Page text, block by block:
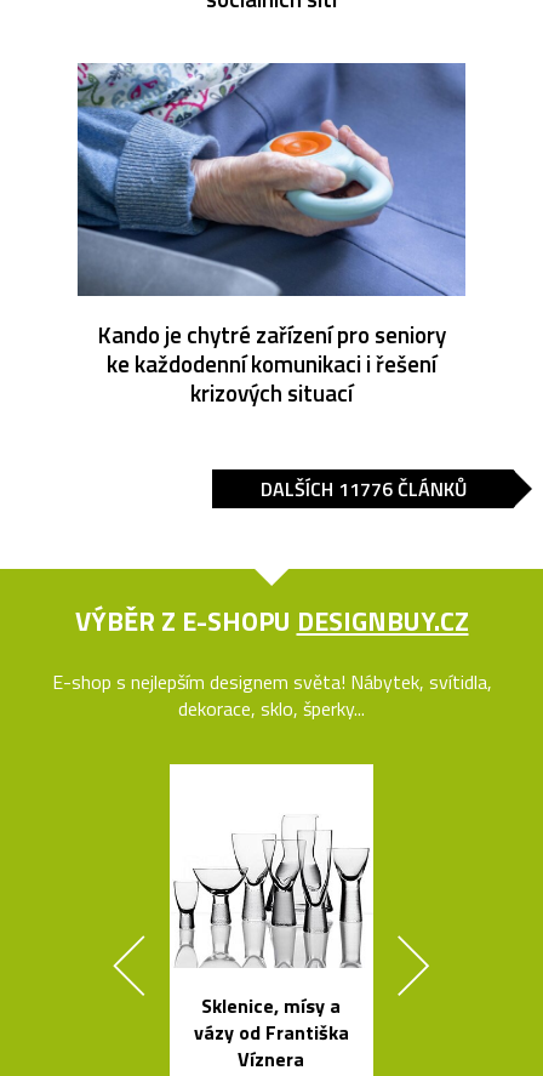
Kando je chytré zařízení pro seniory
ke každodenní komunikaci i řešení
krizových situací
DALŠÍCH 11776 ČLÁNKŮ
VÝBĚR Z E-SHOPU DESIGNBUY.CZ
E-shop s nejlepším designem světa! Nábytek, svítidla,
dekorace, sklo, šperky...
Sklenice, mísy a
vázy od Františka
Víznera